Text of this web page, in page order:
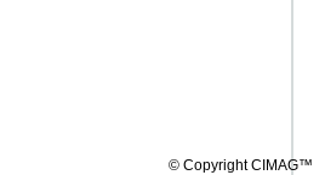
© Copyright CIMAG™